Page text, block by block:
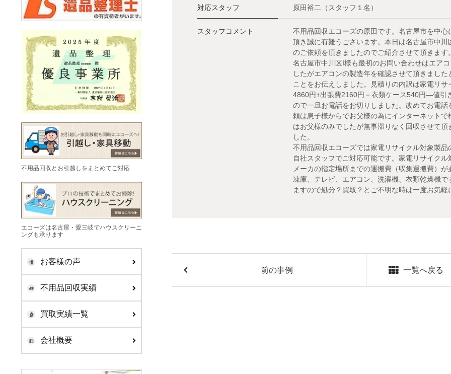
不用品回収とお引越しをまとめてご対応
エコーズは名古屋・愛三岐でハウスクリーニ
ングも承ります
お客様の声
不用品回収実績
買取実績一覧
会社概要
対応スタッフ 原田裕二（スタッフ１名）
スタッフコメント
不用品回収エコーズの原田です。名古屋市を中
頂き誠に有難うございます。本日は名古屋市中
のご依頼を頂きましたのでご紹介させて頂きます
名古屋市中川区I様も最初のお問い合わせはエア
したがエアコンの製造年を確認させて頂きまし
ことをお伝えしました。見積りの内訳は家電リ
4860円+出張費2160円－衣類ケース540円―値引
ので一旦お電話をお切りしました。改めてお電
頼は息子様からでお父様の為にインターネット
はお父様のみでしたが無事滞りなく回収させて
した。
不用品回収エコーズでは家電リサイクル対象製
自社スタッフでご対応可能です。家電リサイク
メーカの指定場所までの運搬費（収集運搬費）
凍庫、テレビ、エアコン、洗濯機、衣類乾燥機
ますので処分？買取？とご不明な時は一度お気
前の事例 一覧へ戻る